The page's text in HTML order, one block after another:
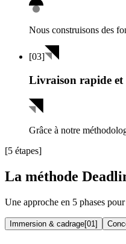
Nous construisons des
[03]
Livraison rapide et
Grâce à notre
[5 étapes]
La méthode
Une approche en 5 phases
Immersion & cadrage[01]